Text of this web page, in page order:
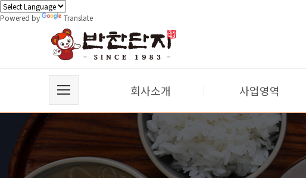
Powered by Translate
회사소개 사업영역